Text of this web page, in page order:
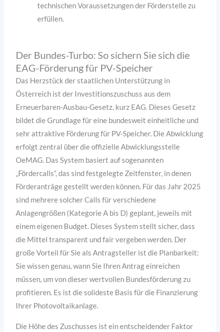
technischen Voraussetzungen der Förderstelle zu
erfüllen.
Der Bundes-Turbo: So sichern Sie sich die
EAG-Förderung für PV-Speicher
Das Herzstück der staatlichen Unterstützung in
Österreich ist der Investitionszuschuss aus dem
Erneuerbaren-Ausbau-Gesetz, kurz EAG. Dieses Gesetz
bildet die Grundlage für eine bundesweit einheitliche und
sehr attraktive Förderung für PV-Speicher. Die Abwicklung
erfolgt zentral über die offizielle Abwicklungsstelle
OeMAG. Das System basiert auf sogenannten
„Fördercalls“, das sind festgelegte Zeitfenster, in denen
Förderanträge gestellt werden können. Für das Jahr 2025
sind mehrere solcher Calls für verschiedene
Anlagengrößen (Kategorie A bis D) geplant, jeweils mit
einem eigenen Budget. Dieses System stellt sicher, dass
die Mittel transparent und fair vergeben werden. Der
große Vorteil für Sie als Antragsteller ist die Planbarkeit:
Sie wissen genau, wann Sie Ihren Antrag einreichen
müssen, um von dieser wertvollen Bundesförderung zu
profitieren. Es ist die solideste Basis für die Finanzierung
Ihrer Photovoltaikanlage.
Die Höhe des Zuschusses ist ein entscheidender Faktor